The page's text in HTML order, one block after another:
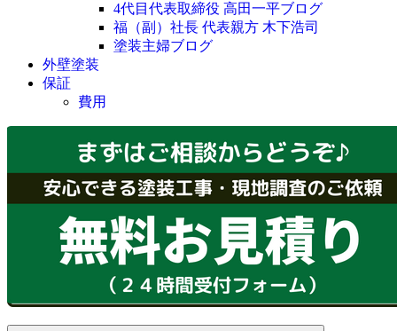
4代目代表取締役 高田一平ブログ
福（副）社長 代表親方 木下浩司
塗装主婦ブログ
外壁塗装
保証
費用